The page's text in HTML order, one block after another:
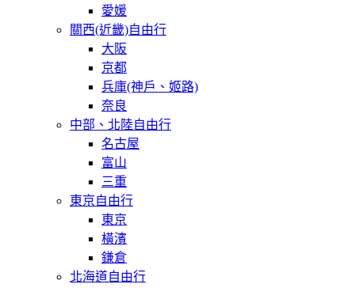
愛媛
關西(近畿)自由行
大阪
京都
兵庫(神戶、姬路)
奈良
中部、北陸自由行
名古屋
富山
三重
東京自由行
東京
橫濱
鎌倉
北海道自由行